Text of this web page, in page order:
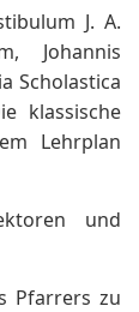
J. A.
Johannis
Scholastica
klassische
Lehrplan
und
Pfarrers zu